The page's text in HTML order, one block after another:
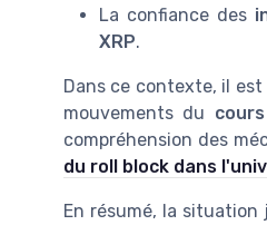
La confiance des
XRP.
Dans ce contexte, il
mouvements du cours
compréhension des
du roll block dans
En résumé, la